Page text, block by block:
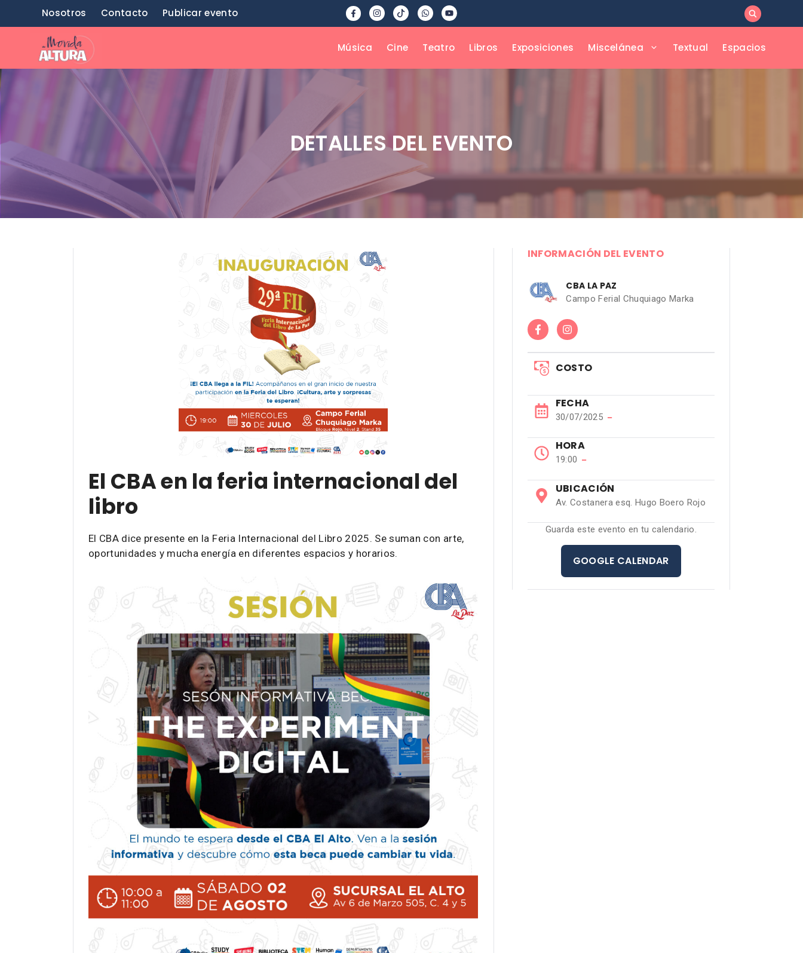
Nosotros Contacto Publicar evento
Música Cine Teatro Libros Exposiciones Miscelánea Textual Espacios
DETALLES DEL EVENTO
El CBA en la feria internacional del
libro
El CBA dice presente en la Feria Internacional del Libro 2025. Se suman con arte,
oportunidades y mucha energía en diferentes espacios y horarios.
INFORMACIÓN DEL EVENTO
CBA LA PAZ
Campo Ferial Chuquiago Marka
COSTO
FECHA
30/07/2025 −
HORA
19:00 −
UBICACIÓN
Av. Costanera esq. Hugo Boero Rojo
Guarda este evento en tu calendario.
GOOGLE CALENDAR